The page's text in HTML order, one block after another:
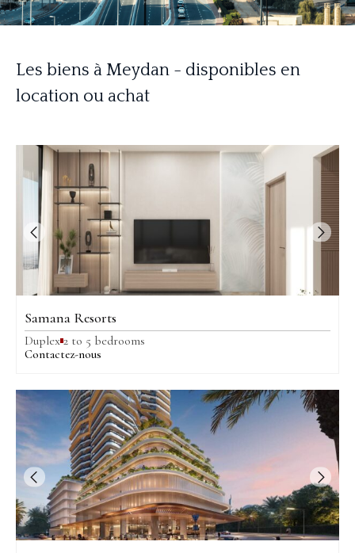
Les biens à Meydan - disponibles en
location ou achat
Samana Resorts
Duplex 2 to 5 bedrooms
Contactez-nous